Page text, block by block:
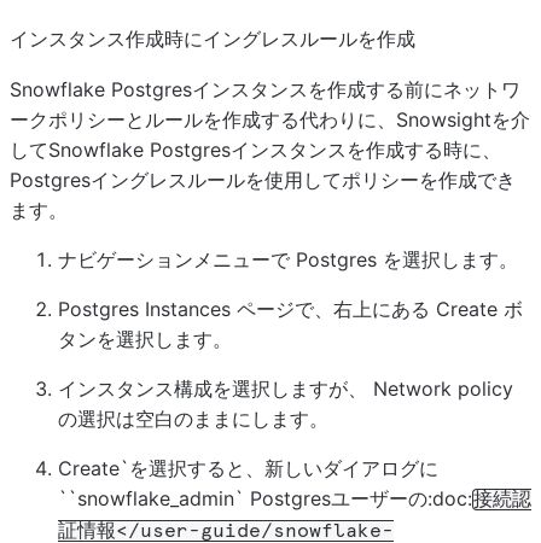
インスタンス作成時にイングレスルールを作成
Snowflake Postgresインスタンスを作成する前にネットワ
ークポリシーとルールを作成する代わりに、Snowsightを介
してSnowflake Postgresインスタンスを作成する時に、
Postgresイングレスルールを使用してポリシーを作成でき
ます。
ナビゲーションメニューで Postgres を選択します。
Postgres Instances ページで、右上にある Create ボ
タンを選択します。
インスタンス構成を選択しますが、 Network policy
の選択は空白のままにします。
Create`を選択すると、新しいダイアログに
``snowflake_admin` Postgresユーザーの:doc:接続認
証情報</user-guide/snowflake-